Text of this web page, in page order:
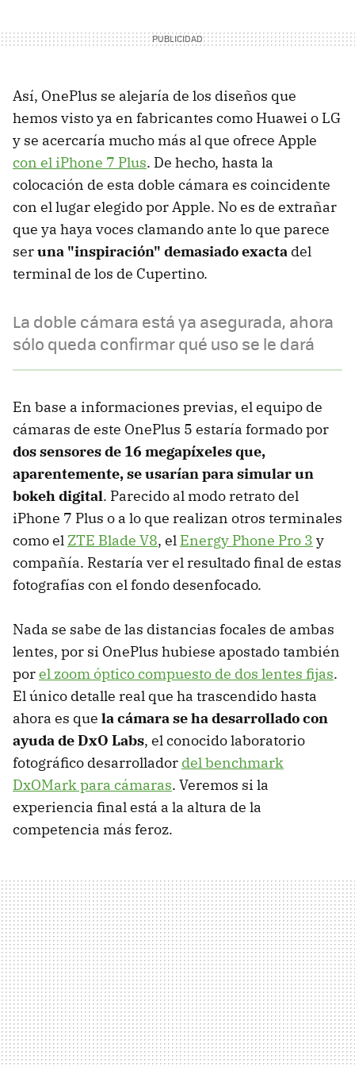
Así, OnePlus se alejaría de los diseños que
hemos visto ya en fabricantes como Huawei o LG
y se acercaría mucho más al que ofrece Apple
con el iPhone 7 Plus. De hecho, hasta la
colocación de esta doble cámara es coincidente
con el lugar elegido por Apple. No es de extrañar
que ya haya voces clamando ante lo que parece
seruna "inspiración" demasiado exacta del
terminal de los de Cupertino.
La doble cámara está ya asegurada, ahora
sólo queda confirmar qué uso se le dará
En base a informaciones previas, el equipo de
cámaras de este OnePlus 5 estaría formado por
dos sensores de 16 megapíxeles que,
aparentemente, se usarían para simular un
bokeh digital. Parecido al modo retrato del
iPhone 7 Plus o a lo que realizan otros terminales
como el ZTE Blade V8, el Energy Phone Pro 3 y
compañía. Restaría ver el resultado final de estas
fotografías con el fondo desenfocado.
Nada se sabe de las distancias focales de ambas
lentes, por si OnePlus hubiese apostado también
porel zoom óptico compuesto de dos lentes fijas.
El único detalle real que ha trascendido hasta
ahora es que la cámara se ha desarrollado con
ayuda de DxO Labs, el conocido laboratorio
fotográfico desarrollador del benchmark
DxOMark para cámaras. Veremos si la
experiencia final está a la altura de la
competencia más feroz.